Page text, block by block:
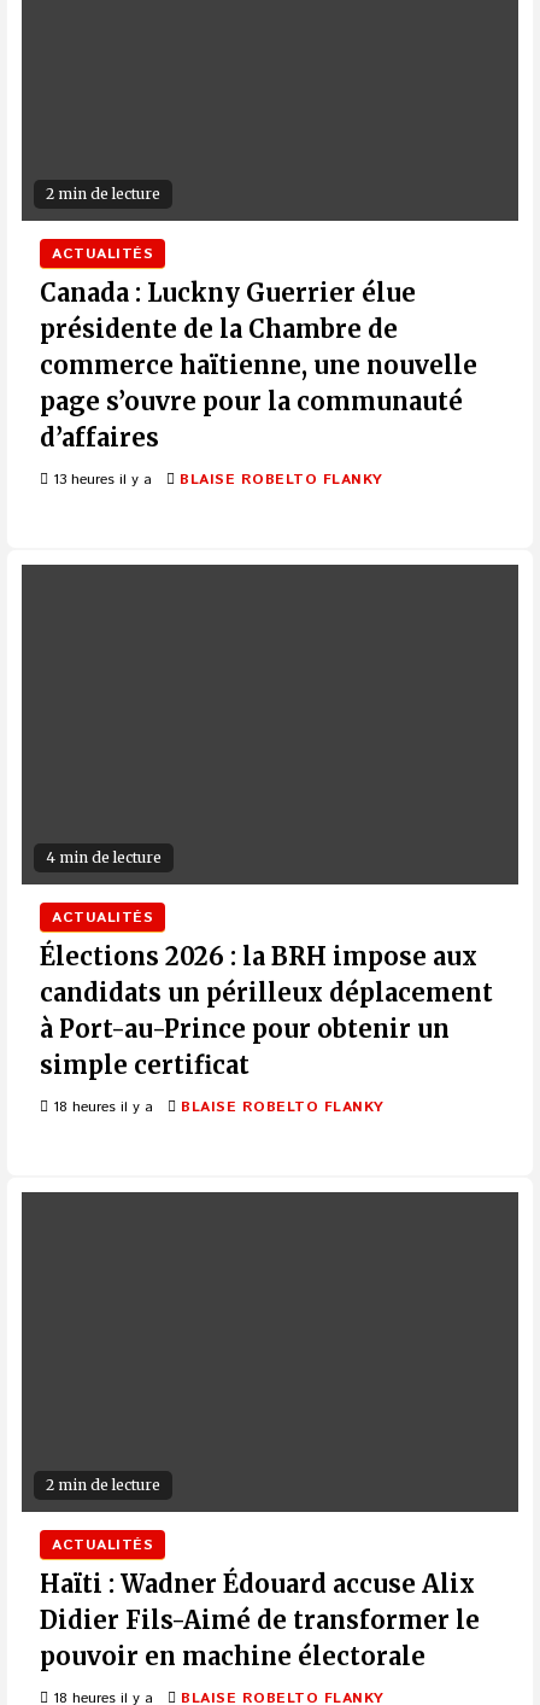
2 min de lecture
ACTUALITÉS
Canada : Luckny Guerrier élue
présidente de la Chambre de
commerce haïtienne, une nouvelle
page s’ouvre pour la communauté
d’affaires
13 heures il y a BLAISE ROBELTO FLANKY
4 min de lecture
ACTUALITÉS
Élections 2026 : la BRH impose aux
candidats un périlleux déplacement
à Port-au-Prince pour obtenir un
simple certificat
18 heures il y a BLAISE ROBELTO FLANKY
2 min de lecture
ACTUALITÉS
Haïti : Wadner Édouard accuse Alix
Didier Fils-Aimé de transformer le
pouvoir en machine électorale
18 heures il y a BLAISE ROBELTO FLANKY